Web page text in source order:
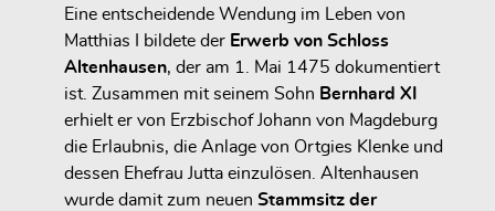
Eine entscheidende Wendung im Leben von
Matthias I bildete der Erwerb von Schloss
Altenhausen, der am 1. Mai 1475 dokumentiert
ist. Zusammen mit seinem Sohn Bernhard XI
erhielt er von Erzbischof Johann von Magdeburg
die Erlaubnis, die Anlage von Ortgies Klenke und
dessen Ehefrau Jutta einzulösen. Altenhausen
wurde damit zum neuen Stammsitz der